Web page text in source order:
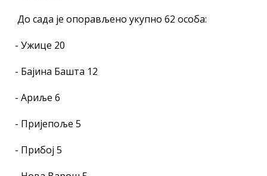
До сада је опорављено укупно 62 особа:
- Ужице 20
- Бајина Башта 12
- Ариље 6
- Пријепоље 5
- Прибој 5